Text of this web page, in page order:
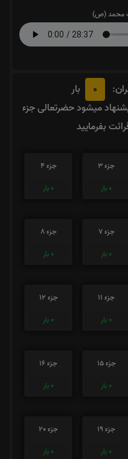
محمد (ص)
0
بار
میشود حضرتعالی جزء
بفرمایید
جزء 3
0 بار
جزء 4
0 بار
جزء 7
0 بار
جزء 8
0 بار
جزء 11
0 بار
جزء 12
0 بار
جزء 15
0 بار
جزء 16
0 بار
جزء 19
0 بار
جزء 20
0 بار